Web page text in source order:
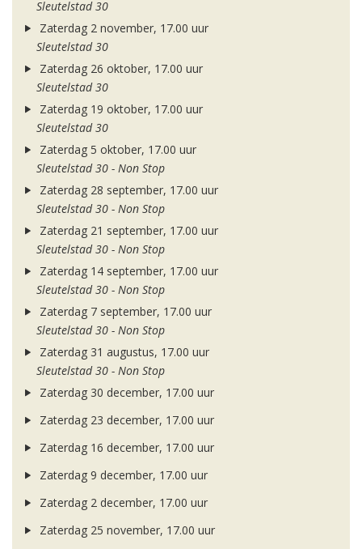
Sleutelstad 30
Zaterdag 2 november, 17.00 uur
Sleutelstad 30
Zaterdag 26 oktober, 17.00 uur
Sleutelstad 30
Zaterdag 19 oktober, 17.00 uur
Sleutelstad 30
Zaterdag 5 oktober, 17.00 uur
Sleutelstad 30 - Non Stop
Zaterdag 28 september, 17.00 uur
Sleutelstad 30 - Non Stop
Zaterdag 21 september, 17.00 uur
Sleutelstad 30 - Non Stop
Zaterdag 14 september, 17.00 uur
Sleutelstad 30 - Non Stop
Zaterdag 7 september, 17.00 uur
Sleutelstad 30 - Non Stop
Zaterdag 31 augustus, 17.00 uur
Sleutelstad 30 - Non Stop
Zaterdag 30 december, 17.00 uur
Zaterdag 23 december, 17.00 uur
Zaterdag 16 december, 17.00 uur
Zaterdag 9 december, 17.00 uur
Zaterdag 2 december, 17.00 uur
Zaterdag 25 november, 17.00 uur